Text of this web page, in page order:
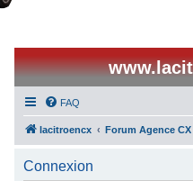
FAQ
lacitroencx Forum Agence CX
Connexion